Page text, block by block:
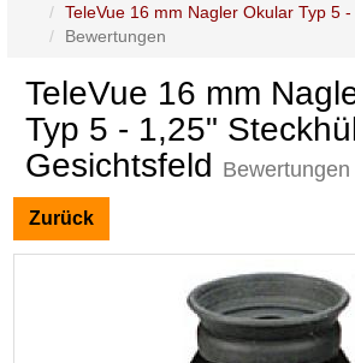
TeleVue 16 mm Nagler Okular Typ 5 -
Bewertungen
TeleVue 16 mm
Typ 5 - 1,25"
Gesichtsfeld Bewertungen
Zurück